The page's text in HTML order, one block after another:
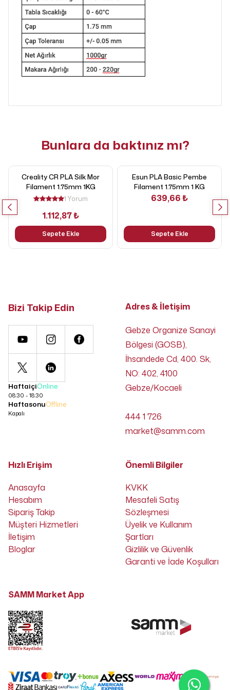
Bunlara da baktınız mı?
Creality CR PLA Silk Mor
Filament 1.75mm 1KG
1 Yorum
1.112,87 ₺
Sepete Ekle
Esun PLA Basic Pembe
Filament 1.75mm 1 KG
639,66 ₺
Sepete Ekle
Bizi Takip Edin
HaftaiçiOnline
08:30 - 18:30
HaftasonuOffline
Kapalı
Adres & İletişim
Gebze Organize Sanayi
Bölgesi (GOSB),
İhsandede Cd, 400. Sk,
NO: 402, 4100
Gebze/Kocaeli
444 1 726
market@samm.com
Hızlı Erişim
Anasayfa
Hesabım
Sipariş Takip
Müşteri Hizmetleri
İletişim
Bloglar
Önemli Bilgiler
KVKK
Mesafeli Satış
Sözleşmesi
Üyelik ve Kullanım
Şartları
Gizlilik ve Güvenlik
Garanti ve İade Koşulları
SAMM Market App